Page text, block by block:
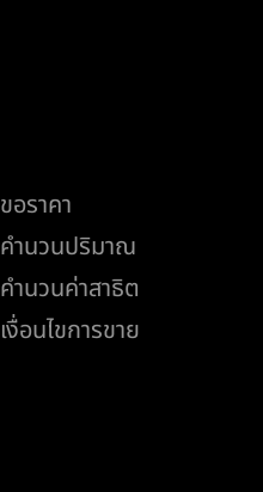
ขอราคา
คำนวนปริมาณ
คำนวนค่าสาธิต
เงื่อนไขการขาย